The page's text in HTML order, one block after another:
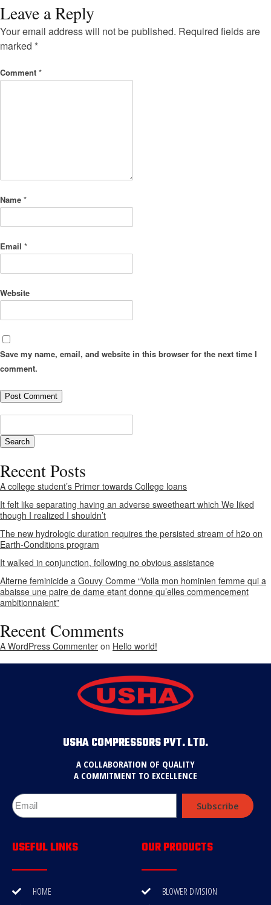
Leave a Reply
Your email address will not be published. Required fields are
marked *
Comment *
Name *
Email *
Website
Save my name, email, and website in this browser for the next time I
comment.
Recent Posts
A college student’s Primer towards College loans
It felt like separating having an adverse sweetheart which We liked
though I realized I shouldn’t
The new hydrologic duration requires the persisted stream of h2o on
Earth-Conditions program
It walked in conjunction, following no obvious assistance
Alterne feminicide a Gouvy Comme “Voila mon hominien femme qui a
abaisse une paire de dame etant donne qu’elles commencement
ambitionnaient”
Recent Comments
A WordPress Commenter on Hello world!
USHA COMPRESSORS PVT. LTD.
A COLLABORATION OF QUALITY
A COMMITMENT TO EXCELLENCE
Subscribe
USEFUL LINKS
HOME
OUR PRODUCTS
BLOWER DIVISION